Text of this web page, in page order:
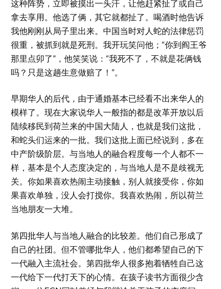
这种阵势，立即被摸出一头汗，让他赶紧扯了或自己
拿去享用。他选了俩，其它就都扯了。喝酒时他告诉
我他刚刚从局子里出来。中国当时对人蛇的法律惩罚
很重，被抓到就是死刑。我开玩笑问他；“你到阎王爷
那里点卯了”，他笑笑说：“我死不了，不就是花俩钱
吗？只是这趟生意做赔了！”。
早期华人的后代，由于通婚基本已经看不出来华人的
模样了。现在大家说华人一般指的都是改革开放以后
陆续移民到荷兰来的中国大陆人，也就是我们这批，
和蛇头们运来的一批。我们这批上面已经说到，多在
中产阶级阶层。与当地人的融合程度每一个人都不一
样，基本是个人态度决定的，与当地人是不是歧视无
关。你如果喜欢热闹主动接触，别人就接受你，你如
果喜欢单独，没人会打搅你。我喜欢热闹，所以荷兰
当地朋友一大堆。
第四批华人与当地人融合的比较差。他们自己形成了
自己的社团。但不管哪批华人，他们都希望自己的下
一代融入主流社会。第四批华人很多抱着牺牲自己这
一代给下一代打天下的心情。在孩子读书方面很少含